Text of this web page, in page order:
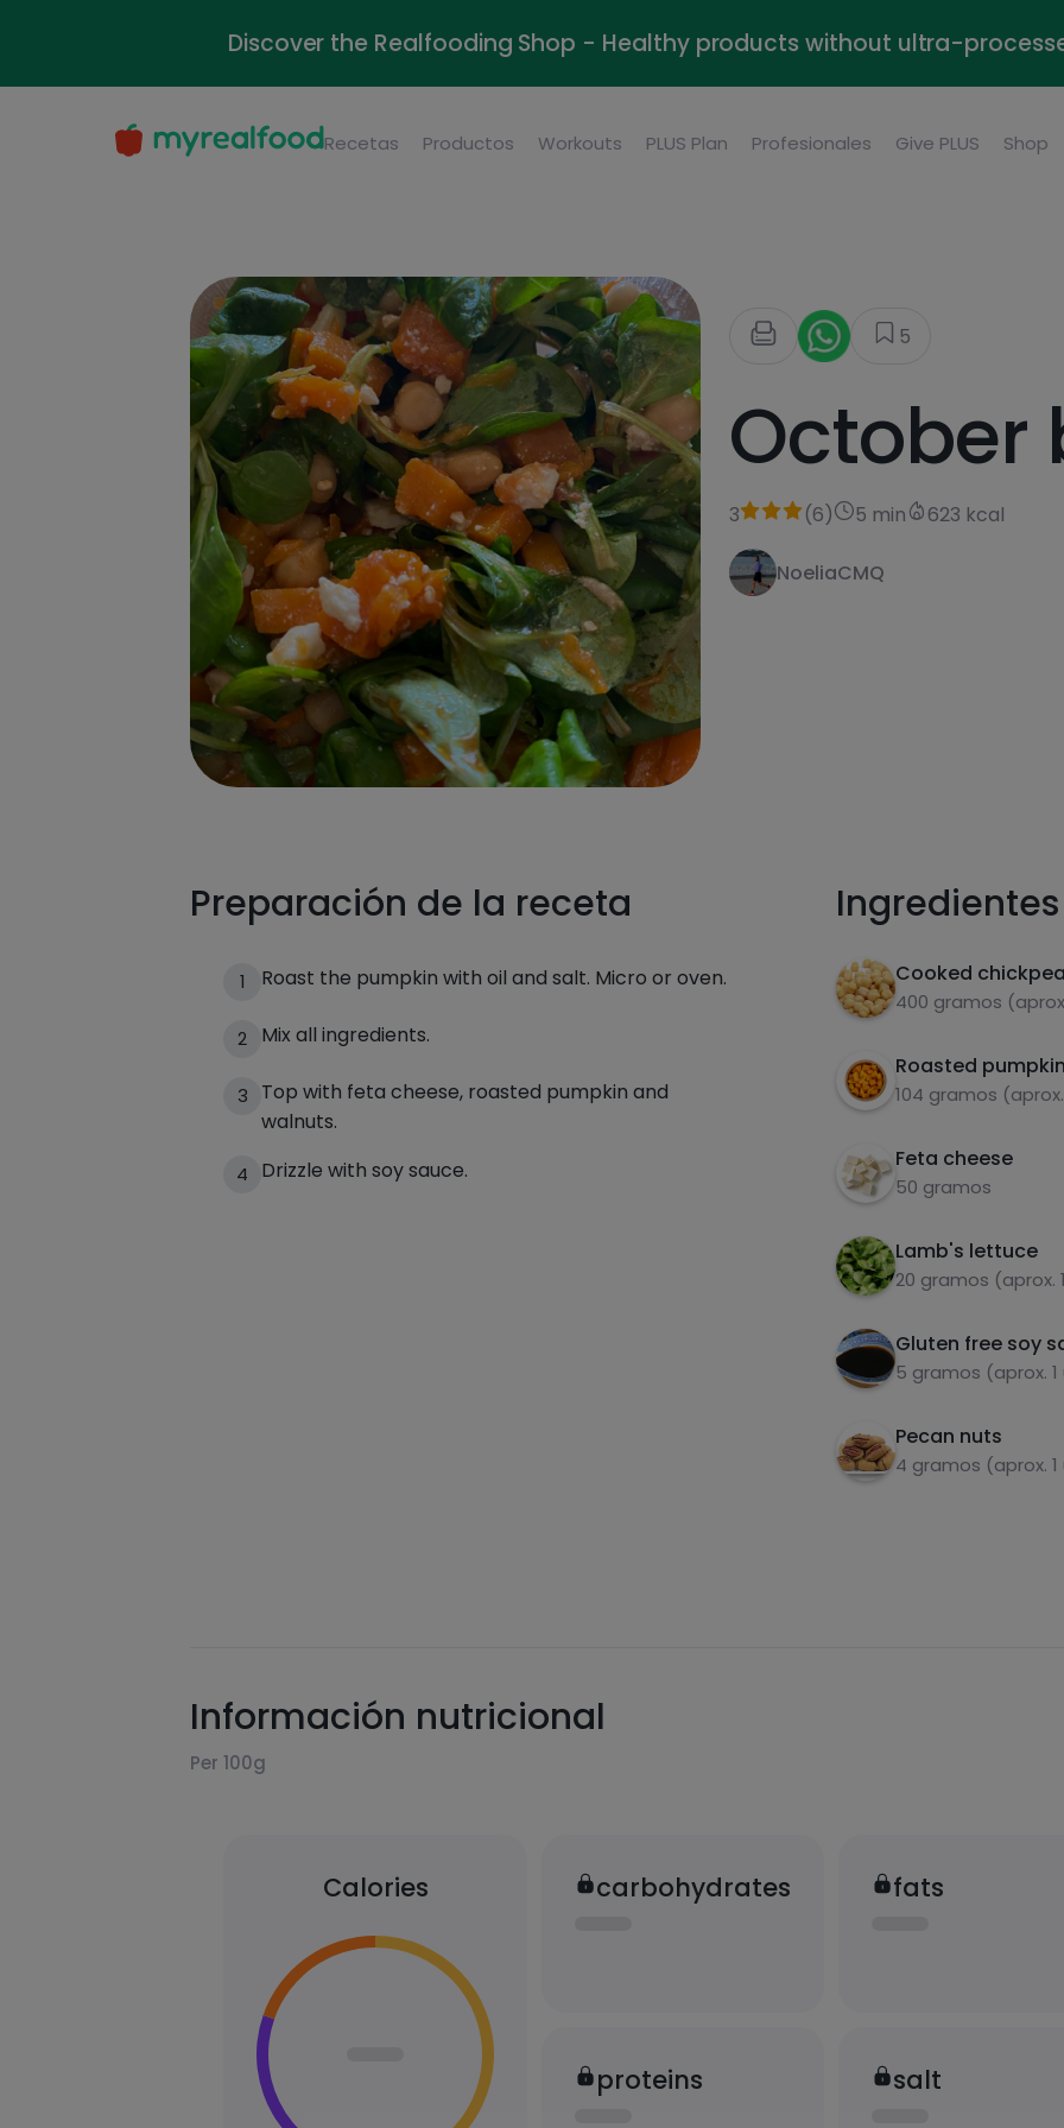
Discover the Realfooding Shop - Healthy products without ultra-
Recetas Productos Workouts PLUS Plan Profesionales Give PLUS Shop
5
October
3 (6) 5 min 623 kcal
NoeliaCMQ
Preparación de la receta
1 Roast the pumpkin with oil and salt. Micro or oven.
2 Mix all ingredients.
3
Top with feta cheese, roasted pumpkin and
walnuts.
4 Drizzle with soy sauce.
Ingredientes
Cooked
400 gramos
Roasted pumpkin
104 gramos
Feta cheese
50 gramos
Lamb's lettuce
20 gramos (aprox.
Gluten free soy
5 gramos (aprox.
Pecan nuts
4 gramos (aprox.
Información nutricional
Per 100g
Calories carbohydrates
proteins
fats
salt